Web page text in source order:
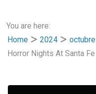
You are here:
Home
2024 octubre
Horror Nights At Santa Fe